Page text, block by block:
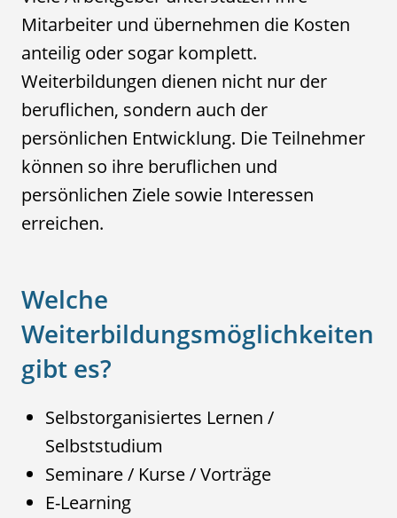
Mitarbeiter und übernehmen die Kosten
anteilig oder sogar komplett.
Weiterbildungen dienen nicht nur der
beruflichen, sondern auch der
persönlichen Entwicklung. Die Teilnehmer
können so ihre beruflichen und
persönlichen Ziele sowie Interessen
erreichen.
Welche
Weiterbildungsmöglichkeiten
gibt es?
Selbstorganisiertes Lernen /
Selbststudium
Seminare / Kurse / Vorträge
E-Learning